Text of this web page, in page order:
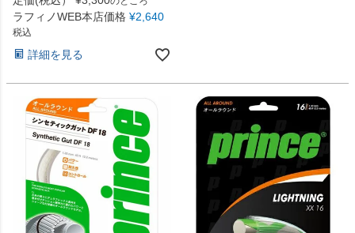
ラフィノWEB本店価格 ¥2,640
税込
詳細を見る